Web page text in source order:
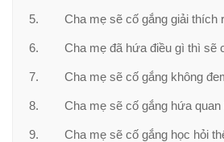
5. Cha mẹ sẽ cố gắng giải thích
6. Cha mẹ đã hứa điều gì thì sẽ
7. Cha mẹ sẽ cố gắng không đem
8. Cha mẹ sẽ cố gắng hứa quan
9. Cha mẹ sẽ cố gắng học hỏi